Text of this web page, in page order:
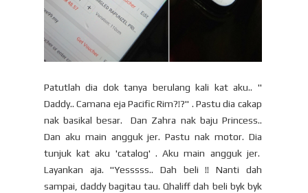
Patutlah dia dok tanya berulang kali kat aku.. "
Daddy.. Camana eja Pacific Rim?!?" . Pastu dia cakap
nak basikal besar. Dan Zahra nak baju Princess..
Dan aku main angguk jer. Pastu nak motor. Dia
tunjuk kat aku 'catalog' . Aku main angguk jer.
Layankan aja. "Yesssss.. Dah beli !! Nanti dah
sampai, daddy bagitau tau. Qhaliff dah beli byk byk